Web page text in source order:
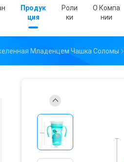
Продук
Ция
Роли
Ки
О Компа
Нии
Младенцем Чашка Соломы